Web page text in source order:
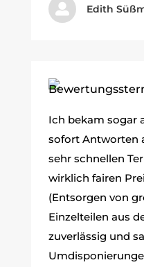
 Edith
Ich bekam sogar
sofort Antworten
sehr schnellen
wirklich fairen
(Entsorgen von
Einzelteilen aus
zuverlässig und